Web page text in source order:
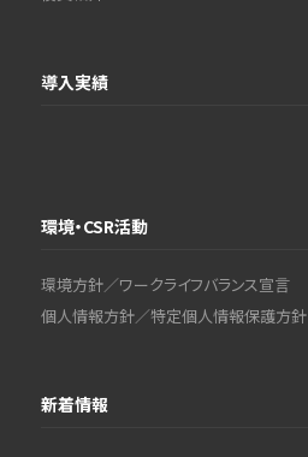
導入実績
環境・CSR活動
環境方針／ワークライフバランス宣言
個人情報方針／特定個人情報保護方針
新着情報